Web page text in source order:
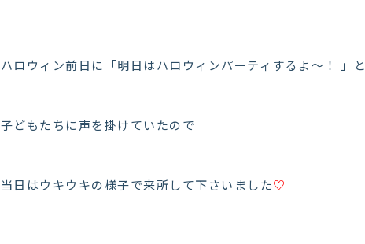
ハロウィン前日に「明日はハロウィンパーティするよ～！ 」と
子どもたちに声を掛けていたので
当日はウキウキの様子で来所して下さいました♡